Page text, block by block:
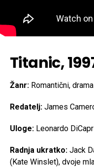
Titanic,
Žanr: Romantični, drama
Redatelj: James
Uloge: Leonardo
Radnja ukratko: Jack
(Kate Winslet), dvoje